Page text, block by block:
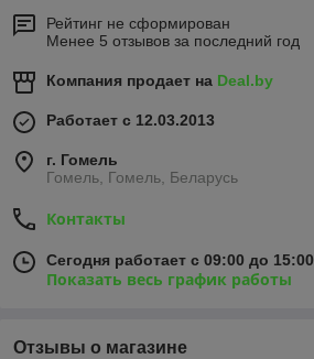
Рейтинг не сформирован
Менее 5 отзывов за последний год
Компания продает на Deal.by
Работает с 12.03.2013
г. Гомель
Гомель, Гомель, Беларусь
Контакты
Сегодня работает с 09:00 до 15:00
Показать весь график работы
Отзывы о магазине